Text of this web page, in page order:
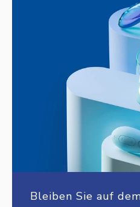
Bleiben Sie auf